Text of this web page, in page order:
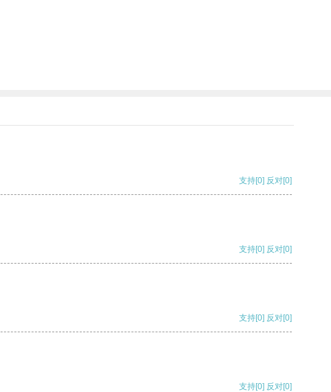
支持[0] 反对[0]
支持[0] 反对[0]
支持[0] 反对[0]
支持[0] 反对[0]